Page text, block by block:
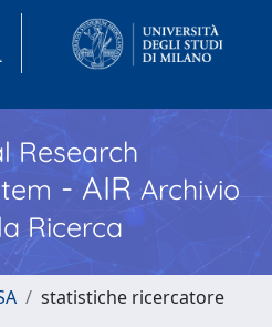
Research
- AIR Archivio
Ricerca
statistiche ricercatore